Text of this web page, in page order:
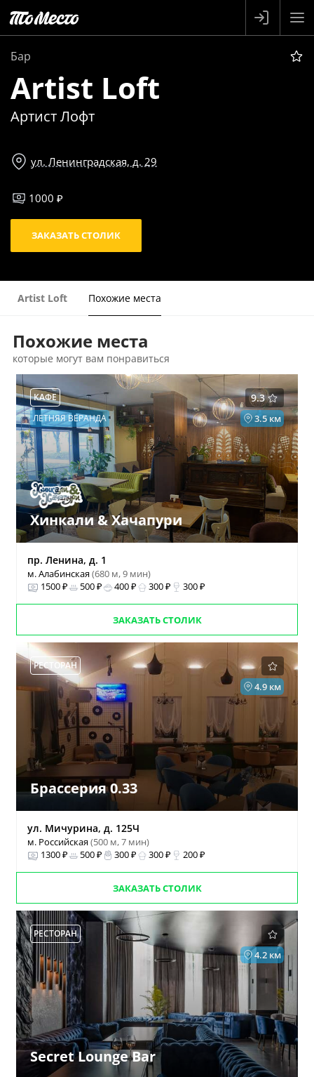
Бар
Artist Loft
Артист Лофт
ул. Ленинградская, д. 29
1000 ₽
ЗАКАЗАТЬ СТОЛИК
Artist Loft Похожие места
Похожие места
которые могут вам понравиться
9.3
КАФЕ
3.5 км
ЛЕТНЯЯ ВЕРАНДА
Хинкали & Хачапури
пр. Ленина, д. 1
м. Алабинская(680 м, 9 мин)
1500 ₽
500 ₽ 400 ₽ 300 ₽ 300 ₽
ЗАКАЗАТЬ СТОЛИК
РЕСТОРАН
4.9 км
Брассерия 0.33
ул. Мичурина, д. 125Ч
м. Российская(500 м, 7 мин)
1300 ₽
500 ₽ 300 ₽ 300 ₽ 200 ₽
ЗАКАЗАТЬ СТОЛИК
РЕСТОРАН
4.2 км
Secret Lounge Bar